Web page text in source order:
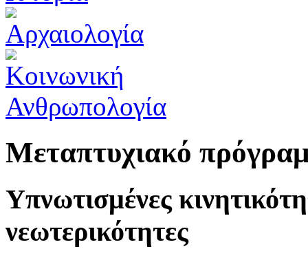
Μεταπτυχιακό
Υπνωτισμένες
νεωτερικότητες